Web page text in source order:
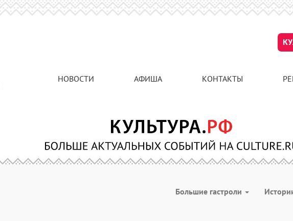
НОВОСТИ АФИША КОНТАКТЫ
Большие гастроли